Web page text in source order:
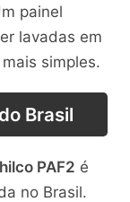
painel
lavadas em
simples.
Brasil
PAF2 é
no Brasil.